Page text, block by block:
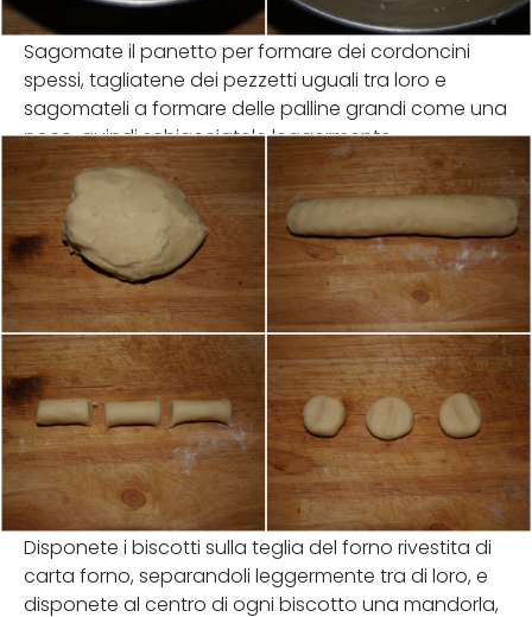
Sagomate il panetto per formare dei cordoncini
spessi, tagliatene dei pezzetti uguali tra loro e
sagomateli a formare delle palline grandi come una
noce, quindi schiacciatele leggermente.
Disponete i biscotti sulla teglia del forno rivestita di
carta forno, separandoli leggermente tra di loro, e
disponete al centro di ogni biscotto una mandorla,